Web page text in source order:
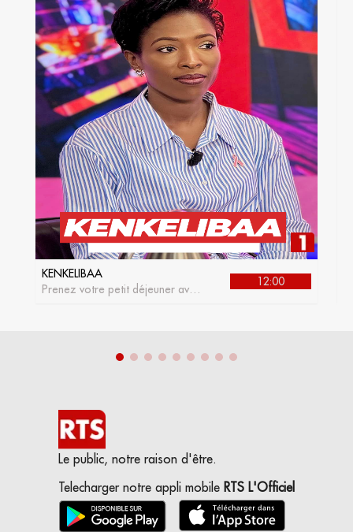
KENKELIBAA
Prenez votre petit déjeuner avec
12:00
Le public, notre raison d'être.
Telecharger notre appli mobile RTS L'Officiel